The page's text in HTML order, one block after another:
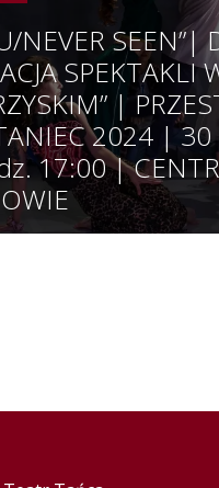
NEVER SEEN”|
SPEKTAKLI
|
2024 |
17:00 |